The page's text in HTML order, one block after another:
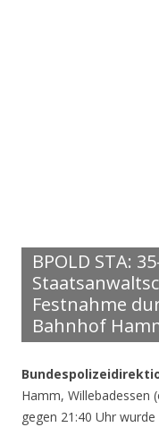
BPOLD STA:
Festnahme
Bahnhof
Hamm, Willebadessen
gegen 21:40 Uhr